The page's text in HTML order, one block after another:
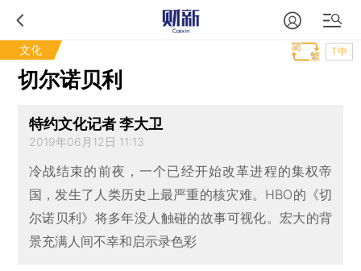
文化 T中
切尔诺贝利
特约文化记者 李大卫
2019年06月12日 11:13
冷战结束的前夜，一个已经开始改革进程的集权帝
国，发生了人类历史上最严重的核灾难。HBO的《切
尔诺贝利》将多年没人触碰的故事可视化。宏大的背
景充满人间不幸和启示录色彩